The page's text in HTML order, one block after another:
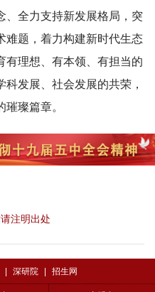
、全力支持新发展格局，突
难题，着力构建新时代生态
有理想、有本领、有担当的
发展、社会发展的共荣，
璨篇章。
注明出处
| 深研院 | 招生网